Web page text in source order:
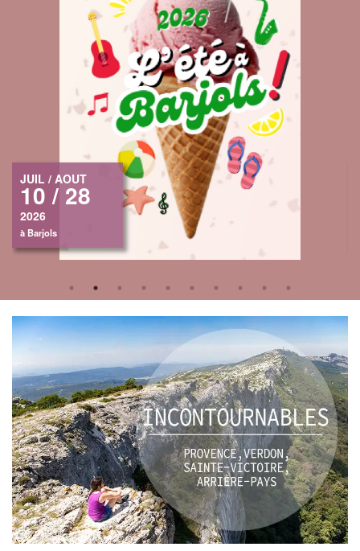
JUIL / AOUT
10 / 28
2026
à Barjols